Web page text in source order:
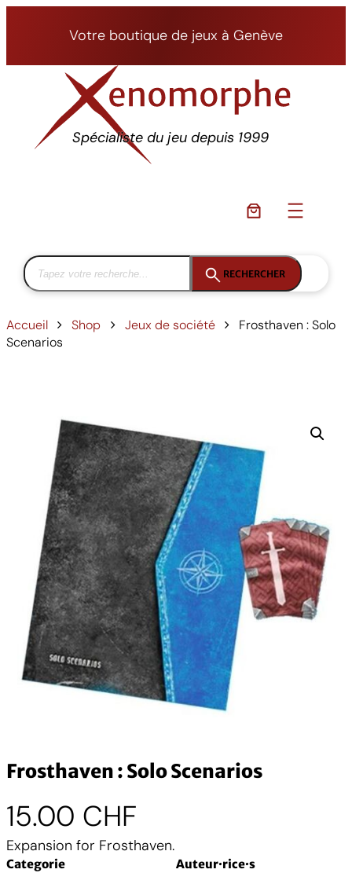
Votre boutique de jeux à Genève
Spécialiste du jeu depuis 1999
RECHERCHER
Accueil Shop Jeux de société
Frosthaven : Solo
Scenarios
Frosthaven : Solo Scenarios
15.00 CHF
Expansion for Frosthaven.
Categorie Auteur·rice·s